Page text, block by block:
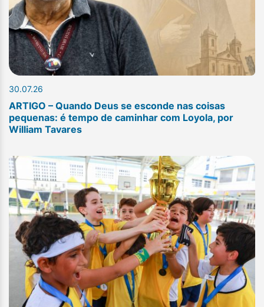
30.07.26
ARTIGO – Quando Deus se esconde nas coisas
pequenas: é tempo de caminhar com Loyola, por
William Tavares